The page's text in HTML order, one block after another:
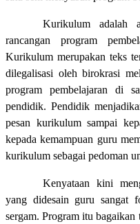
Kurikulum adalah
rancangan program
Kurikulum merupakan teks
dilegalisasi oleh birokrasi
program pembelajaran di
pendidik. Pendidik
pesan kurikulum sampai
kepada kemampuan guru
kurikulum sebagai pedoman
Kenyataan kini
yang didesain guru sangat
sergam. Program itu bagaikan